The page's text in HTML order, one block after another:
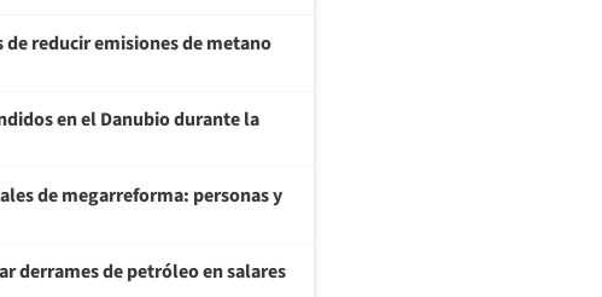
reducir emisiones de metano
en el Danubio durante la
de megarreforma: personas y
derrames de petróleo en salares